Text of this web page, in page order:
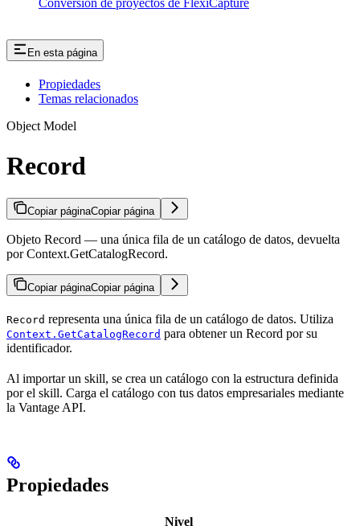
Conversión de proyectos de FlexiCapture
En esta página
Propiedades
Temas relacionados
Object Model
Record
Copiar páginaCopiar página
Objeto Record — una única fila de un catálogo de datos, devuelta
por Context.GetCatalogRecord.
Copiar páginaCopiar página
Record representa una única fila de un catálogo de datos. Utiliza
Context.GetCatalogRecord para obtener un Record por su
identificador.
Al importar un skill, se crea un catálogo con la estructura definida
por el skill. Carga el catálogo con tus datos empresariales mediante
la Vantage API.
Propiedades
Nivel